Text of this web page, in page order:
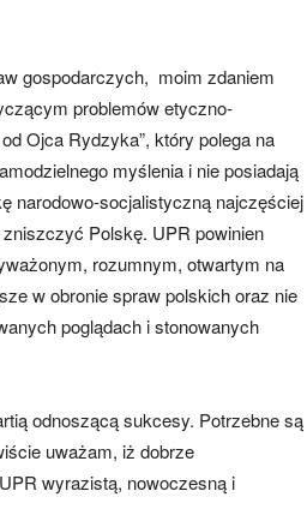
gospodarczych, moim zdaniem
problemów etyczno-
Ojca Rydzyka”, który polega na
myślenia i nie posiadają
narodowo-socjalistyczną najczęściej
Polskę. UPR powinien
rozumnym, otwartym na
w obronie spraw polskich oraz nie
poglądach i stonowanych
odnoszącą sukcesy. Potrzebne są
uważam, iż dobrze
wyrazistą, nowoczesną i